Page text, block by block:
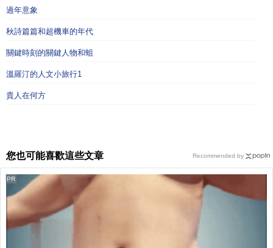
過年意象
秋詩篇篇和超機車的年代
關鍵時刻的關鍵人物和蛆
溫羅汀的人文小旅行1
貴人在何方
您也可能喜歡這些文章
PR
Recommended by